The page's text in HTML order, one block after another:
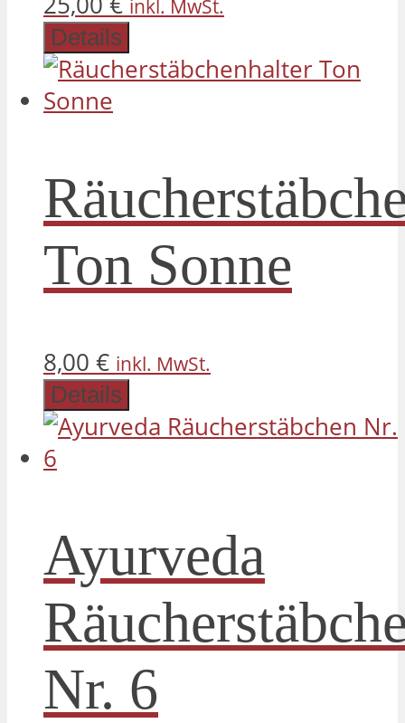
inkl. MwSt.
Details
Ton Sonne
8,00 € inkl. MwSt.
Details
Ayurveda
Nr. 6